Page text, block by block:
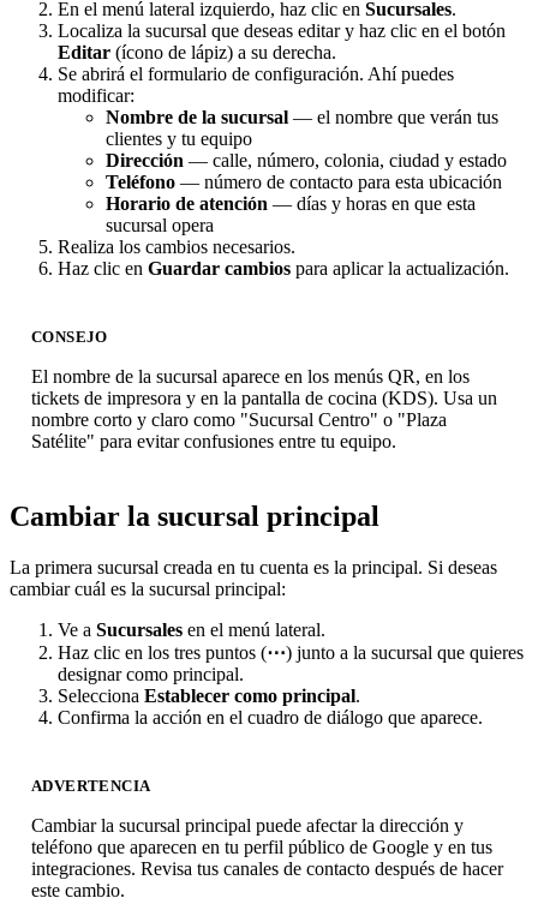
En el menú lateral izquierdo, haz clic en Sucursales.
Localiza la sucursal que deseas editar y haz clic en el botón
Editar (ícono de lápiz) a su derecha.
Se abrirá el formulario de configuración. Ahí puedes
modificar:
Nombre de la sucursal — el nombre que verán tus
clientes y tu equipo
Dirección — calle, número, colonia, ciudad y estado
Teléfono — número de contacto para esta ubicación
Horario de atención — días y horas en que esta
sucursal opera
Realiza los cambios necesarios.
Haz clic en Guardar cambios para aplicar la actualización.
CONSEJO
El nombre de la sucursal aparece en los menús QR, en los
tickets de impresora y en la pantalla de cocina (KDS). Usa un
nombre corto y claro como "Sucursal Centro" o "Plaza
Satélite" para evitar confusiones entre tu equipo.
Cambiar la sucursal principal
La primera sucursal creada en tu cuenta es la principal. Si deseas
cambiar cuál es la sucursal principal:
Ve a Sucursales en el menú lateral.
Haz clic en los tres puntos (⋯) junto a la sucursal que quieres
designar como principal.
Selecciona Establecer como principal.
Confirma la acción en el cuadro de diálogo que aparece.
ADVERTENCIA
Cambiar la sucursal principal puede afectar la dirección y
teléfono que aparecen en tu perfil público de Google y en tus
integraciones. Revisa tus canales de contacto después de hacer
este cambio.